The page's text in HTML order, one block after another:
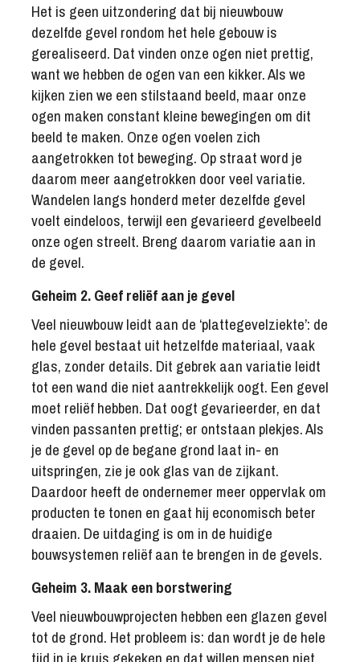
Het is geen uitzondering dat bij nieuwbouw
dezelfde gevel rondom het hele gebouw is
gerealiseerd. Dat vinden onze ogen niet prettig,
want we hebben de ogen van een kikker. Als we
kijken zien we een stilstaand beeld, maar onze
ogen maken constant kleine bewegingen om dit
beeld te maken. Onze ogen voelen zich
aangetrokken tot beweging. Op straat word je
daarom meer aangetrokken door veel variatie.
Wandelen langs honderd meter dezelfde gevel
voelt eindeloos, terwijl een gevarieerd gevelbeeld
onze ogen streelt. Breng daarom variatie aan in
de gevel.
Geheim 2. Geef reliëf aan je gevel
Veel nieuwbouw leidt aan de ‘plattegevelziekte’: de
hele gevel bestaat uit hetzelfde materiaal, vaak
glas, zonder details. Dit gebrek aan variatie leidt
tot een wand die niet aantrekkelijk oogt. Een gevel
moet reliëf hebben. Dat oogt gevarieerder, en dat
vinden passanten prettig; er ontstaan plekjes. Als
je de gevel op de begane grond laat in- en
uitspringen, zie je ook glas van de zijkant.
Daardoor heeft de ondernemer meer oppervlak om
producten te tonen en gaat hij economisch beter
draaien. De uitdaging is om in de huidige
bouwsystemen reliëf aan te brengen in de gevels.
Geheim 3. Maak een borstwering
Veel nieuwbouwprojecten hebben een glazen gevel
tot de grond. Het probleem is: dan wordt je de hele